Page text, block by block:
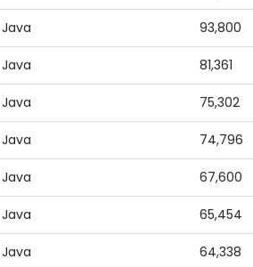
Java 93,800
Java 81,361
Java 75,302
Java 74,796
Java 67,600
Java 65,454
Java 64,338